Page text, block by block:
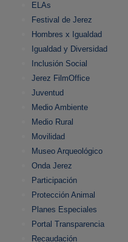
ELAs
Festival de Jerez
Hombres x Igualdad
Igualdad y Diversidad
Inclusión Social
Jerez FilmOffice
Juventud
Medio Ambiente
Medio Rural
Movilidad
Museo Arqueológico
Onda Jerez
Participación
Protección Animal
Planes Especiales
Portal Transparencia
Recaudación